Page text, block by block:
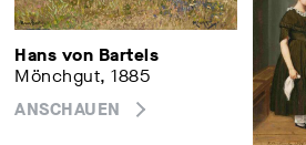
Hans von Bartels
Mönchgut, 1885
ANSCHAUEN